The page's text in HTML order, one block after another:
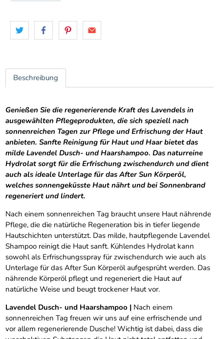
Beschreibung
Genießen Sie die regenerierende Kraft des Lavendels in
ausgewählten Pflegeprodukten, die sich speziell nach
sonnenreichen Tagen zur Pflege und Erfrischung der Haut
anbieten. Sanfte Reinigung für Haut und Haar bietet das
milde Lavendel Dusch- und Haarshampoo. Das naturreine
Hydrolat sorgt für die Erfrischung zwischendurch und dient
auch als ideale Unterlage für das After Sun Körperöl,
welches sonnengeküsste Haut nährt und bei Sonnenbrand
regeneriert und lindert.
Nach einem sonnenreichen Tag braucht unsere Haut nährende
Pflege, die die natürliche Regeneration bis in tiefer liegende
Hautschichten unterstützt. Das milde, hautpflegende Lavendel
Shampoo reinigt die Haut sanft. Kühlendes Hydrolat kann
sowohl als Erfrischungsspray für zwischendurch wie auch als
Unterlage für das After Sun Körperöl aufgesprüht werden. Das
nährende Körperöl pflegt und regeneriert die Haut auf
natürliche Weise und beugt trockener Haut vor.
Lavendel Dusch- und Haarshampoo | Nach einem
sonnenreichen Tag freuen wir uns auf eine erfrischende und
vor allem regenerierende Dusche! Wichtig ist dabei, dass die